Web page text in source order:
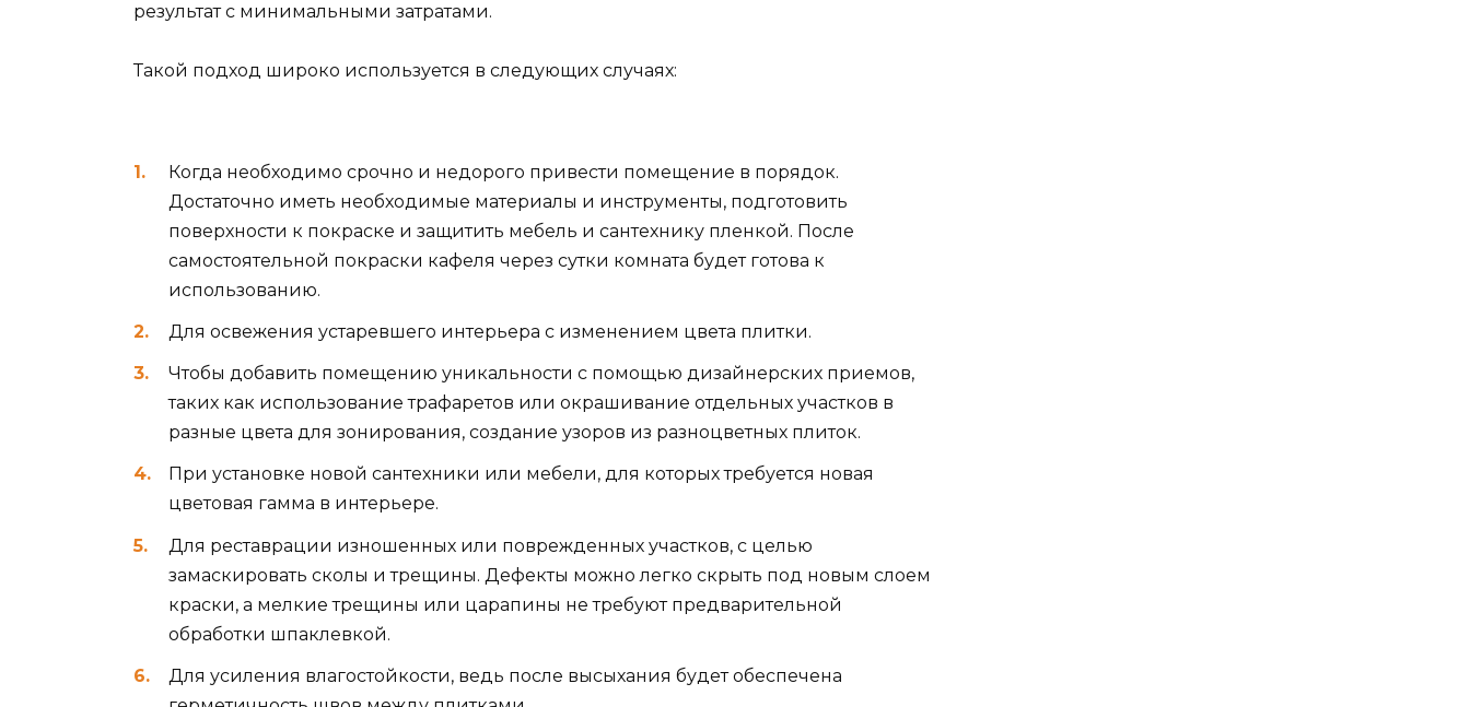
результат с минимальными затратами.
Такой подход широко используется в следующих случаях:
Когда необходимо срочно и недорого привести помещение в порядок.
Достаточно иметь необходимые материалы и инструменты, подготовить
поверхности к покраске и защитить мебель и сантехнику пленкой. После
самостоятельной покраски кафеля через сутки комната будет готова к
использованию.
Для освежения устаревшего интерьера с изменением цвета плитки.
Чтобы добавить помещению уникальности с помощью дизайнерских приемов,
таких как использование трафаретов или окрашивание отдельных участков в
разные цвета для зонирования, создание узоров из разноцветных плиток.
При установке новой сантехники или мебели, для которых требуется новая
цветовая гамма в интерьере.
Для реставрации изношенных или поврежденных участков, с целью
замаскировать сколы и трещины. Дефекты можно легко скрыть под новым слоем
краски, а мелкие трещины или царапины не требуют предварительной
обработки шпаклевкой.
Для усиления влагостойкости, ведь после высыхания будет обеспечена